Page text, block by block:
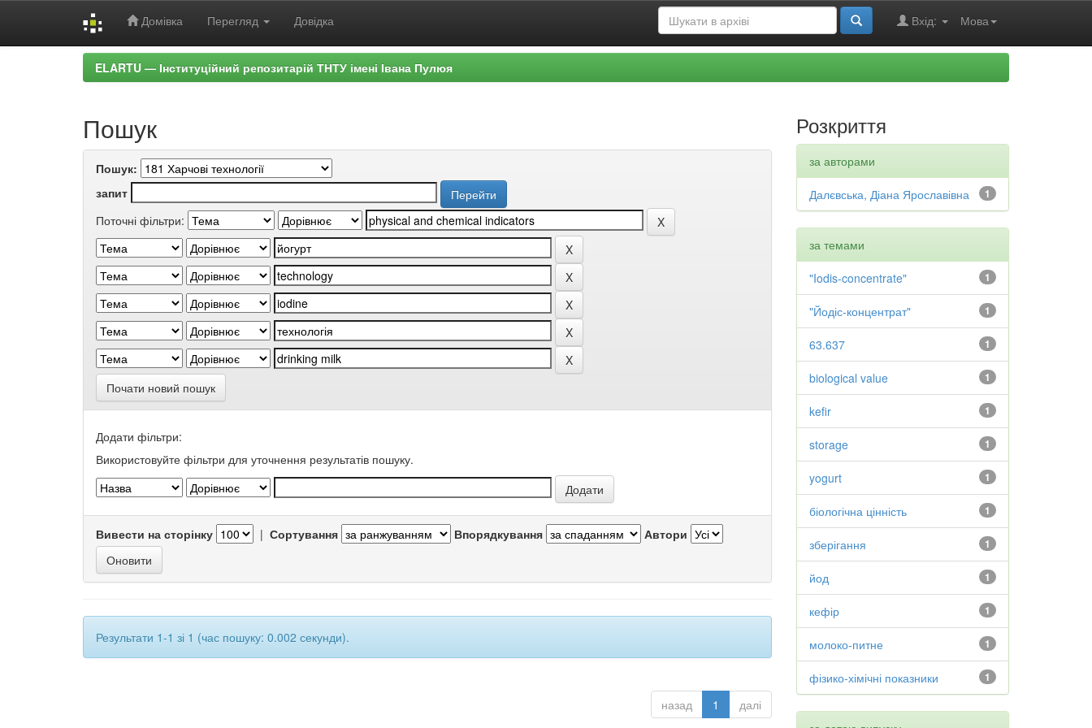
Домівка Перегляд Довідка Мова
Вхід:
ELARTU — Інституційний репозитарій ТНТУ імені Івана Пулюя
Пошук
Пошук:
запит
Поточні фільтри:
Почати новий пошук
Додати фільтри:
Використовуйте фільтри для уточнення результатів пошуку.
Вивести на сторінку | Сортування Впорядкування Автори
Результати 1-1 зі 1 (час пошуку: 0.002 секунди).
назад 1 далі
Розкриття
за авторами
1
Далєвська, Діана Ярославівна
за темами
1
"Iodis-concentrate"
1
"Йодіс-концентрат"
1
63.637
1
biological value
1
kefir
1
storage
1
yogurt
1
біологічна цінність
1
зберігання
1
йод
1
кефір
1
молоко-питне
1
фізико-хімічні показники